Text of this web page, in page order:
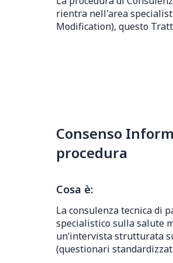
rientra nell'area
Modification), questo
Consenso
procedura
Cosa è:
La consulenza tecnica di
specialistico sulla salute
un’intervista strutturata
(questionari